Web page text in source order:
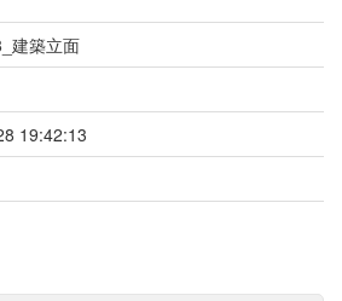
建築立面
19:42:13